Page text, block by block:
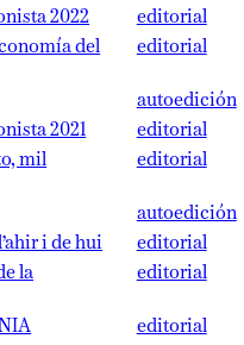
2022
editorial
del
editorial
autoedición
2021
editorial
mil
editorial
autoedición
i de hui
editorial
la
editorial
editorial